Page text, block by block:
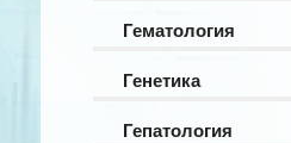
Гематология
Генетика
Гепатология